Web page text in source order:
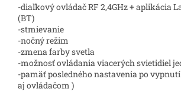
-diaľkový ovládač RF 2,4GHz + aplikácia
(BT)
-stmievanie
-nočný režim
-zmena farby svetla
-možnosť ovládania viacerých svietidiel
-pamäť posledného nastavenia po
aj ovládačom )